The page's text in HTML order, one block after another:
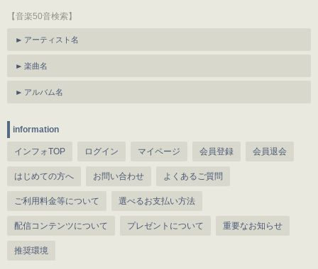
【音楽50音検索】
アーティスト名
楽曲名
アルバム名
information
インフォTOP ログイン マイページ 会員登録 会員退会
はじめての方へ お問い合わせ よくあるご質問
ご利用料金等について 選べるお支払い方法
配信コンテンツについて プレゼントについて 重要なお知らせ
推奨環境